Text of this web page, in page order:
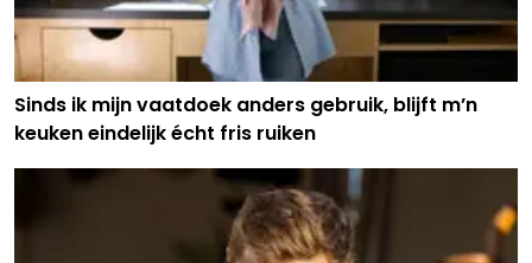
Sinds ik mijn vaatdoek anders gebruik, blijft m’n
keuken eindelijk écht fris ruiken